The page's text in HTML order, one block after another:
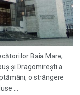
Baia Mare,
şi Dragomireşti a
o strângere
...